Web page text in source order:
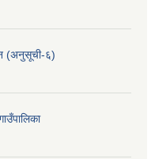
(अनुसूची-६)